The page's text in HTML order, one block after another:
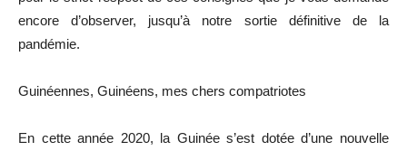
encore d’observer, jusqu’à notre sortie définitive de la
pandémie.
Guinéennes, Guinéens, mes chers compatriotes
En cette année 2020, la Guinée s’est dotée d’une nouvelle